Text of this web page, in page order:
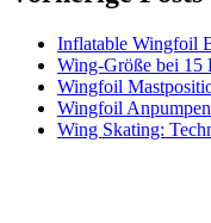
Inflatable Wingfoil
Wing-Größe bei 15
Wingfoil
Wingfoil
Wing Skating: